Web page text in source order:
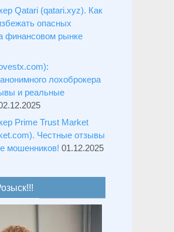
Qatari (qatari.xyz). Как
опасных
финансовом рынке
лохоброкера
и реальные
Prime Trust Market
Честные отзывы
мошенников! 01.12.2025